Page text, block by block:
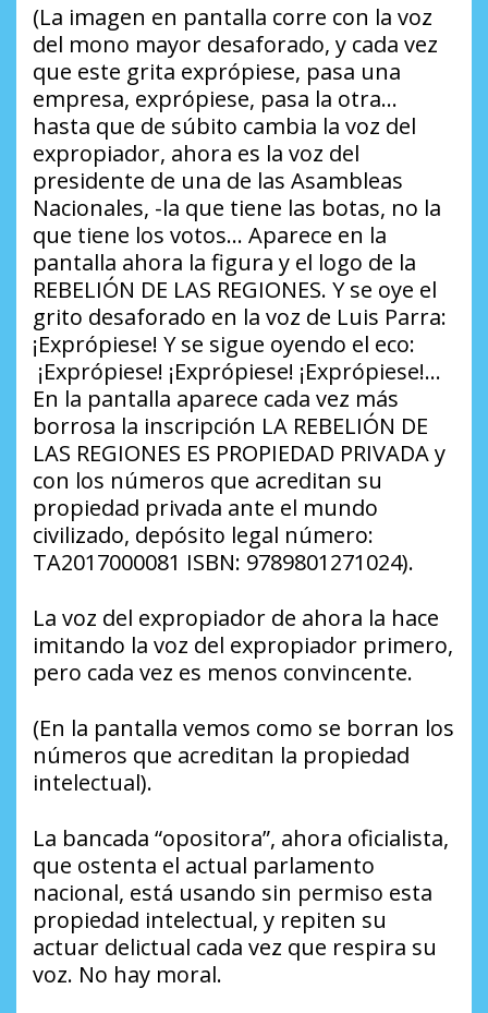
(La imagen en pantalla corre con la voz
del mono mayor desaforado, y cada vez
que este grita exprópiese, pasa una
empresa, exprópiese, pasa la otra…
hasta que de súbito cambia la voz del
expropiador, ahora es la voz del
presidente de una de las Asambleas
Nacionales, -la que tiene las botas, no la
que tiene los votos… Aparece en la
pantalla ahora la figura y el logo de la
REBELIÓN DE LAS REGIONES. Y se oye el
grito desaforado en la voz de Luis Parra:
¡Exprópiese! Y se sigue oyendo el eco:
¡Exprópiese! ¡Exprópiese! ¡Exprópiese!…
En la pantalla aparece cada vez más
borrosa la inscripción LA REBELIÓN DE
LAS REGIONES ES PROPIEDAD PRIVADA y
con los números que acreditan su
propiedad privada ante el mundo
civilizado, depósito legal número:
TA2017000081 ISBN: 9789801271024).
La voz del expropiador de ahora la hace
imitando la voz del expropiador primero,
pero cada vez es menos convincente.
(En la pantalla vemos como se borran los
números que acreditan la propiedad
intelectual).
La bancada “opositora”, ahora oficialista,
que ostenta el actual parlamento
nacional, está usando sin permiso esta
propiedad intelectual, y repiten su
actuar delictual cada vez que respira su
voz. No hay moral.